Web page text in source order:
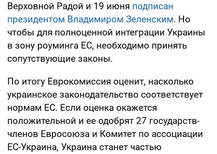
Верховной Радой и 19 июня подписан
президентом Владимиром Зеленским. Но
чтобы для полноценной интеграции Украины
в зону роуминга ЕС, необходимо принять
сопутствующие законы.
По итогу Еврокомиссия оценит, насколько
украинское законодательство соответствует
нормам ЕС. Если оценка окажется
положительной и ее одобрят 27 государств-
членов Евросоюза и Комитет по ассоциации
ЕС-Украина, Украина станет частью